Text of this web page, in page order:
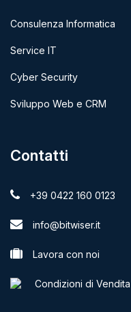
Consulenza Informatica
Service IT
Cyber Security
Sviluppo Web e CRM
Contatti
+39 0422 160 0123
info@bitwiser.it
Lavora con noi
Condizioni di Vendita